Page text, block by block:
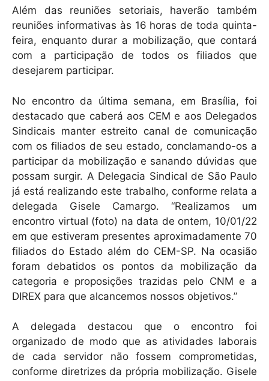
Além das reuniões setoriais, haverão também
reuniões informativas às 16 horas de toda quinta-
feira, enquanto durar a mobilização, que contará
com a participação de todos os filiados que
desejarem participar.
No encontro da última semana, em Brasília, foi
destacado que caberá aos CEM e aos Delegados
Sindicais manter estreito canal de comunicação
com os filiados de seu estado, conclamando-os a
participar da mobilização e sanando dúvidas que
possam surgir. A Delegacia Sindical de São Paulo
já está realizando este trabalho, conforme relata a
delegada Gisele Camargo. “Realizamos um
encontro virtual (foto) na data de ontem, 10/01/22
em que estiveram presentes aproximadamente 70
filiados do Estado além do CEM-SP. Na ocasião
foram debatidos os pontos da mobilização da
categoria e proposições trazidas pelo CNM e a
DIREX para que alcancemos nossos objetivos.”
A delegada destacou que o encontro foi
organizado de modo que as atividades laborais
de cada servidor não fossem comprometidas,
conforme diretrizes da própria mobilização. Gisele